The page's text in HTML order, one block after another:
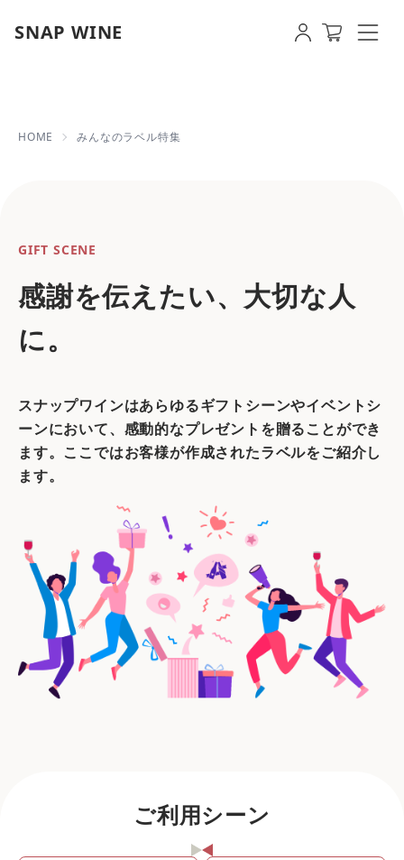
SNAP WINE オリジナルラベルのご紹介 | 【即日発
HOME みんなのラベル特集
GIFT SCENE
感謝を伝えたい、大切な人
に。
スナップワインはあらゆるギフトシーンやイベントシ
ーンにおいて、感動的なプレゼントを贈ることができ
ます。ここではお客様が作成されたラベルをご紹介し
ます。
ご利用シーン